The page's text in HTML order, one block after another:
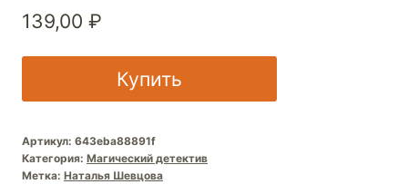
139,00 ₽
Купить
Артикул: 643eba88891f
Категория: Магический детектив
Метка: Наталья Шевцова